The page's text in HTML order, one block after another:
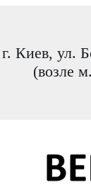
г. Киев, ул.
(возле